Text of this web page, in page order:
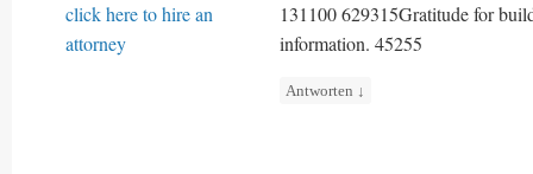
click here to hire an
attorney
131100 629315Gratitude for
information. 45255
Antworten ↓